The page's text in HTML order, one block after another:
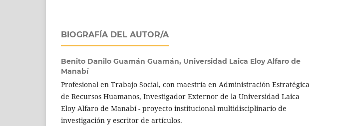
BIOGRAFÍA DEL AUTOR/A
Benito Danilo Guamán Guamán, Universidad Laica Eloy Alfaro de
Manabí
Profesional en Trabajo Social, con maestría en Administración Estratégica
de Recursos Huamanos, Investigador Externor de la Universidad Laica
Eloy Alfaro de Manabí - proyecto institucional multidisciplinario de
investigación y escritor de artículos.